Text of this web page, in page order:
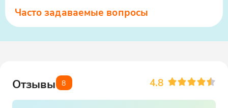
Часто задаваемые вопросы
Отзывы 8 4.8